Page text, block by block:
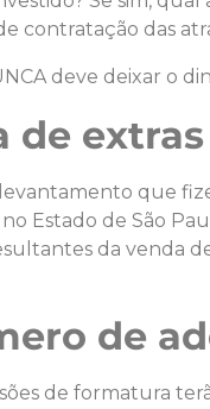
contratação das
deve deixar o
de extras
que
Estado de São
da venda
de
de formatura